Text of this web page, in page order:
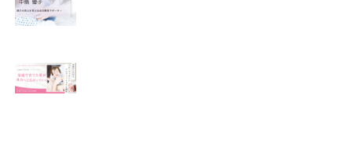
りますように
2026.01.06